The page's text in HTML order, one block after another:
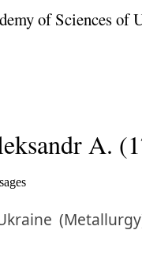
of Sciences of
A.